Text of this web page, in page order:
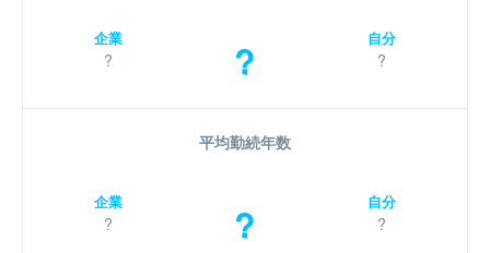
企業
? ? 自分
?
平均勤続年数
企業
? ? 自分
?